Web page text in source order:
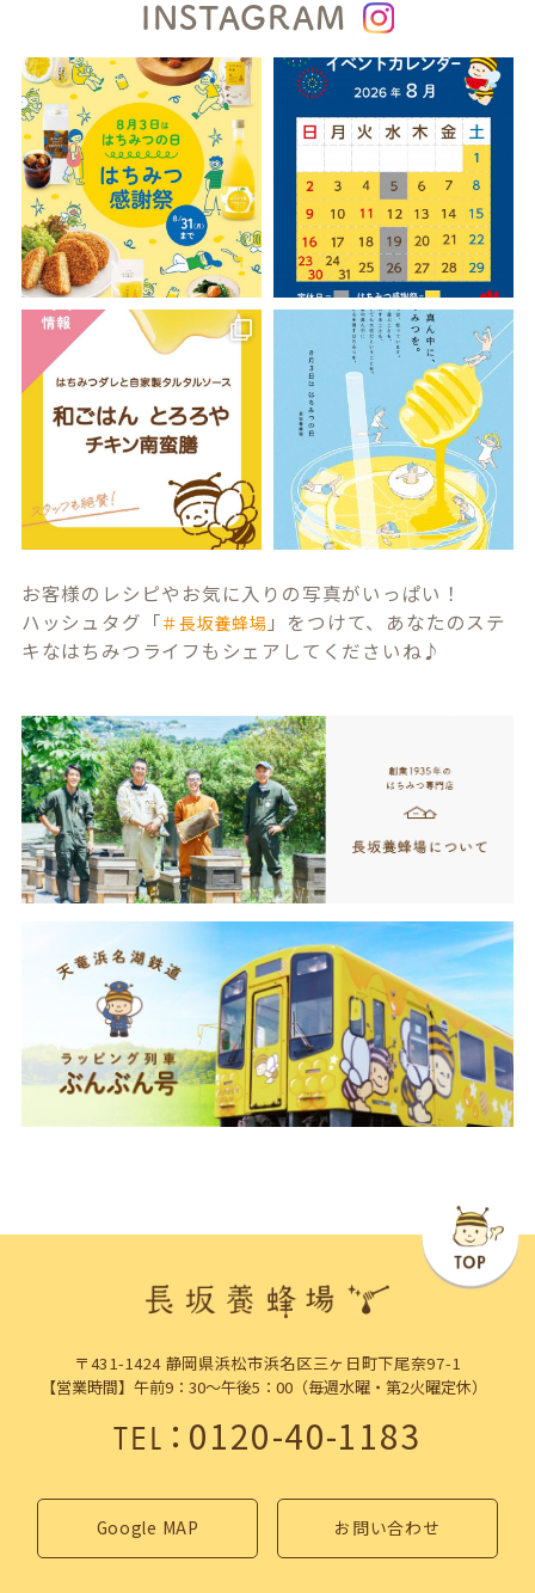
INSTAGRAM
お客様のレシピやお気に入りの写真がいっぱい！
ハッシュタグ「＃長坂養蜂場 」をつけて、あなたのステ
キなはちみつライフもシェアしてくださいね♪
〒431-1424 静岡県浜松市浜名区三ヶ日町下尾奈97-1
【営業時間】午前9：30～午後5：00（毎週水曜・第2火曜定休）
TEL：0120-40-1183
Google MAP お問い合わせ